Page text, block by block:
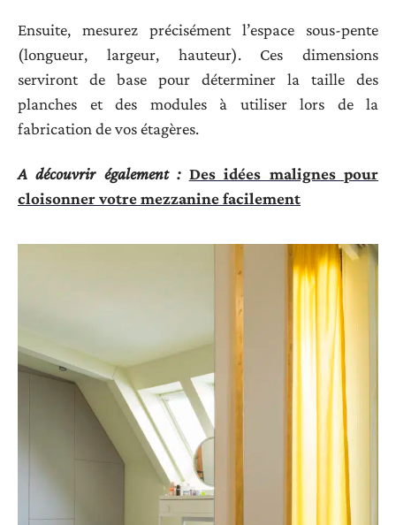
Ensuite, mesurez précisément l’espace sous-pente
(longueur, largeur, hauteur). Ces dimensions
serviront de base pour déterminer la taille des
planches et des modules à utiliser lors de la
fabrication de vos étagères.
A découvrir également : Des idées malignes pour
cloisonner votre mezzanine facilement